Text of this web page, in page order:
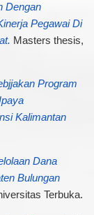
Dengan
Pegawai Di
Masters thesis,
Program
Kalimantan
Dana
Bulungan
Terbuka.